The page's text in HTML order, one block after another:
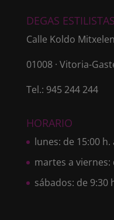
DEGAS ESTILISTAS
Calle Koldo
01008 · Vitoria-
Tel.: 945 244 244
HORARIO
lunes: de 15:00 h.
martes a viernes:
sábados: de 9:30